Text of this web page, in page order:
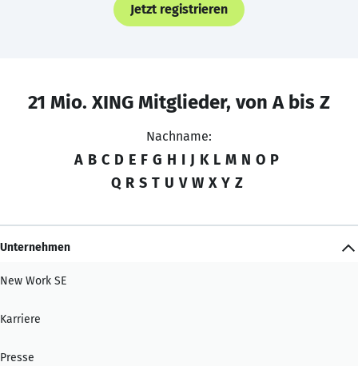
Jetzt registrieren
21 Mio. XING Mitglieder, von A bis Z
Nachname:
A B C D E F G H I J K L M N O P
Q R S T U V W X Y Z
Unternehmen
New Work SE
Karriere
Presse